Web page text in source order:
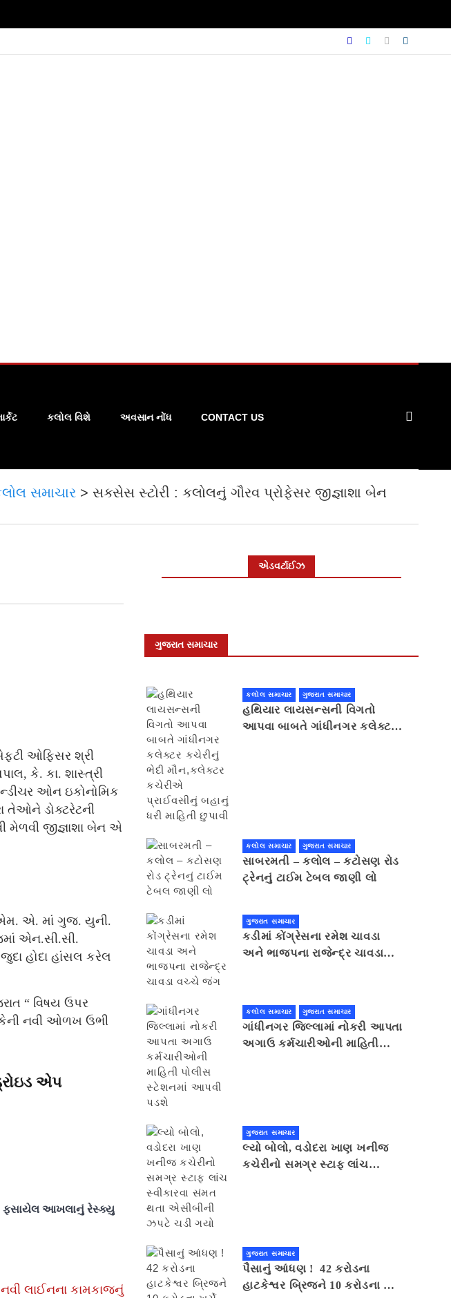
કલોલ વિશે અવસાન નોંધ CONTACT US
સમાચાર > સક્સેસ સ્ટોરી : કલોલનું ગૌરવ પ્રોફેસર જીજ્ઞાશા બેન
ઓફિસર શ્રી
કે. કા. શાસ્ત્રી
ઓન ઇકોનોમિક
તેઓને ડોક્ટરેટની
મેળવી જીજ્ઞાશા બેન એ
એમ. એ. માં ગુજ. યુની.
એન.સી.સી.
હોદા હાંસલ કરેલ
“ વિષય ઉપર
નવી ઓળખ ઉભી
એપ
ફસાયેલ આખલાનું રેસ્ક્યુ
લાઈનના કામકાજનું
એડવર્ટાઈઝ
ગુજરાત સમાચાર
કલોલ સમાચાર ગુજરાત સમાચાર
હથિયાર લાયસન્સની વિગતો
આપવા બાબતે ગાંધીનગર કલેક્ટર
કલોલ સમાચાર ગુજરાત સમાચાર
સાબરમતી – કલોલ – કટોસણ રોડ
ટ્રેનનું ટાઈમ ટેબલ જાણી લો
ગુજરાત સમાચાર
કડીમાં કોંગ્રેસના રમેશ ચાવડા
અને ભાજપના રાજેન્દ્ર ચાવડા
કલોલ સમાચાર ગુજરાત સમાચાર
ગાંધીનગર જિલ્લામાં નોકરી આપતા
અગાઉ કર્મચારીઓની માહિતી
ગુજરાત સમાચાર
લ્યો બોલો, વડોદરા ખાણ ખનીજ
કચેરીનો સમગ્ર સ્ટાફ લાંચ
ગુજરાત સમાચાર
પૈસાનું આંધણ ! 42 કરોડના
હાટકેશ્વર બ્રિજને 10 કરોડના ખર્ચે